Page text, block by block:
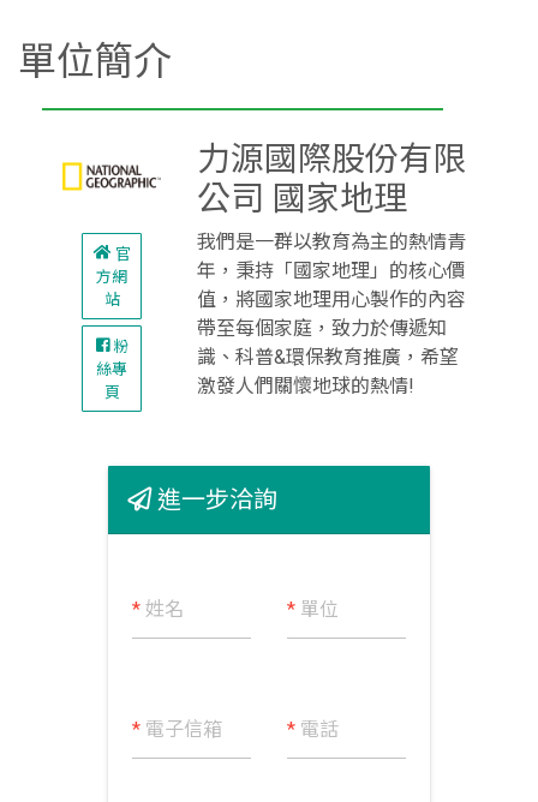
單位簡介
官
方網
站
粉
絲專
頁
力源國際股份有限
公司 國家地理
我們是⼀群以教育為主的熱情青
年，秉持「國家地理」的核⼼價
值，將國家地理⽤⼼製作的內容
帶⾄每個家庭，致⼒於傳遞知
識、科普&環保教育推廣，希望
激發⼈們關懷地球的熱情!
進一步洽詢
*姓名 * 單位
*電子信箱 * 電話